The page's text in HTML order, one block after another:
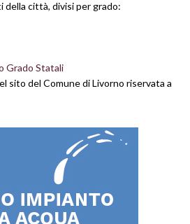
città, divisi per grado:
Grado Statali
sito del Comune di Livorno riservata a